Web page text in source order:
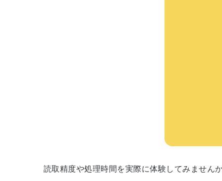
読取精度や処理時間を実際に体験してみません